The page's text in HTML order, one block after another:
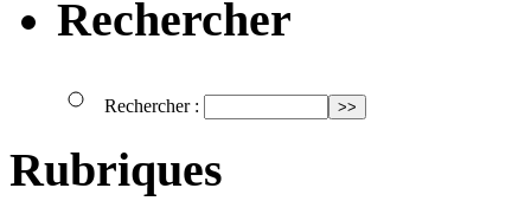
Rechercher
Rechercher :
Rubriques